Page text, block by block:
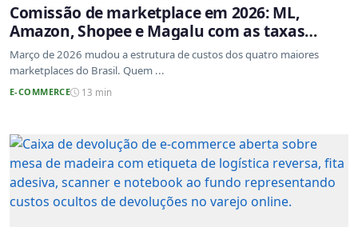
Comissão de marketplace em 2026: ML,
Amazon, Shopee e Magalu com as taxas
atualizadas
Março de 2026 mudou a estrutura de custos dos quatro maiores
marketplaces do Brasil. Quem ...
E-COMMERCE 13 min